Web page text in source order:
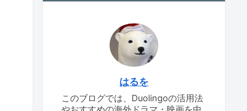
はるを
このブログでは、Duolingoの活用法